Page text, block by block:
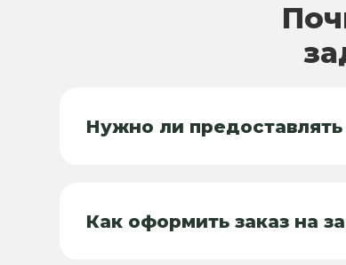
Нужно ли
Как оформить заказ на